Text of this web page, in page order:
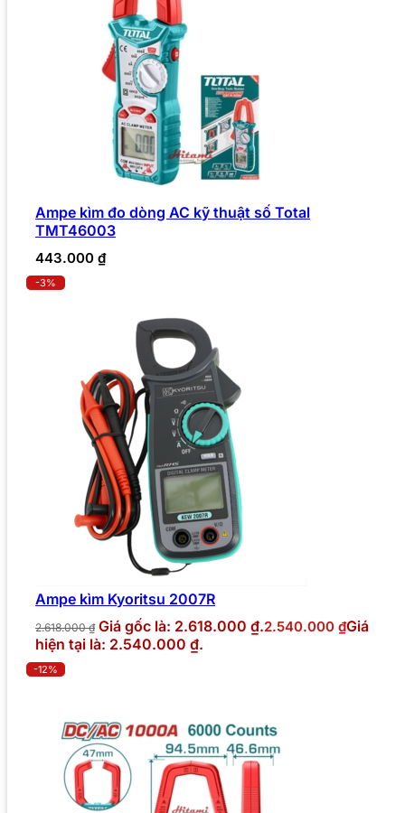
Ampe kìm đo dòng AC kỹ thuật số Total
TMT46003
443.000 ₫
-3%
Ampe kìm Kyoritsu 2007R
2.618.000₫ Giá gốc là: 2.618.000 ₫.2.540.000 ₫Giá
hiện tại là: 2.540.000 ₫.
-12%